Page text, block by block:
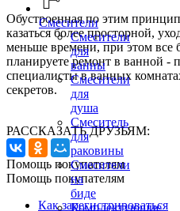
Смесители
Смесители
для
ванны
Смесители
для
душа
Смеситель
для
раковины
Смесители
на
биде
Комплектующие
Обустроенная по этим
казаться более просторной,
меньше времени, при этом все
планируете ремонт в ванной -
специалисты в ванных
секретов.
РАССКАЗАТЬ ДРУЗЬЯМ:
Помощь покупателям
Помощь покупателям
Как зарегистрироваться